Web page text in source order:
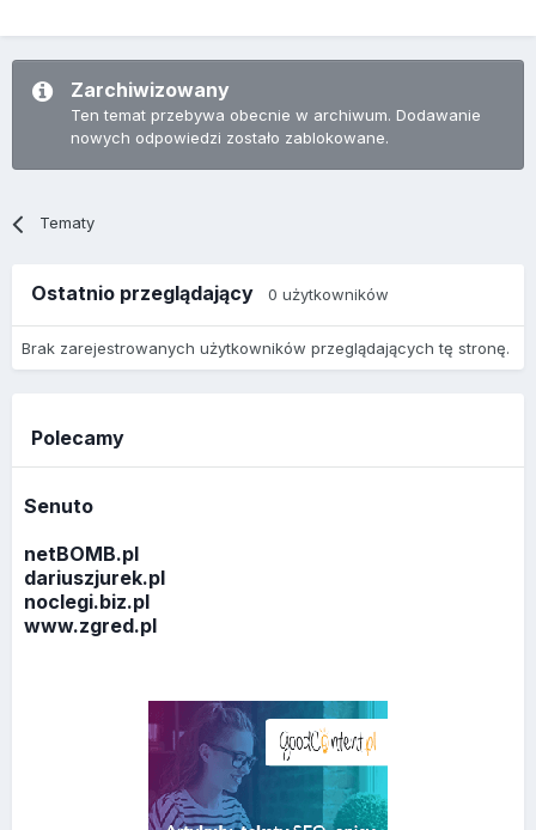
Zarchiwizowany
Ten temat przebywa obecnie w archiwum. Dodawanie
nowych odpowiedzi zostało zablokowane.
Tematy
Ostatnio przeglądający 0 użytkowników
Brak zarejestrowanych użytkowników przeglądających tę stronę.
Polecamy
Senuto
netBOMB.pl
dariuszjurek.pl
noclegi.biz.pl
www.zgred.pl